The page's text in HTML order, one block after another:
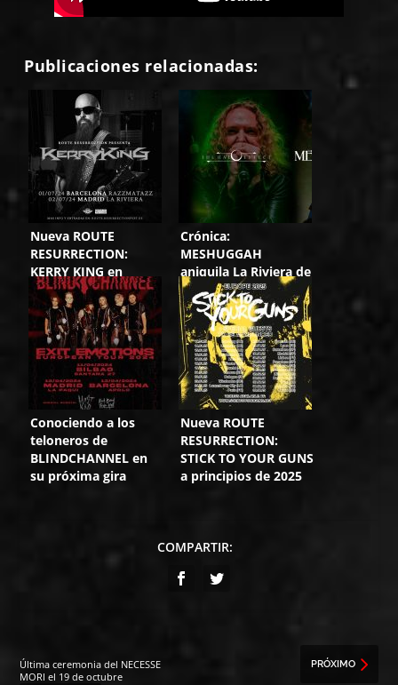
Publicaciones relacionadas:
Nueva ROUTE
RESURRECTION:
KERRY KING en
Madrid y Barcelona
Crónica:
MESHUGGAH
aniquila La Riviera de
Madrid (24-3-24)
Conociendo a los
teloneros de
BLINDCHANNEL en
su próxima gira
Nueva ROUTE
RESURRECTION:
STICK TO YOUR GUNS
a principios de 2025
COMPARTIR:
Última ceremonia del NECESSE
MORI el 19 de octubre
PRÓXIMO